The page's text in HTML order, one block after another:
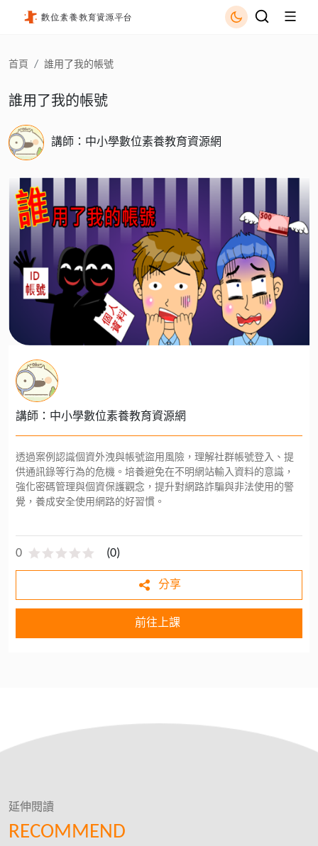
首頁 誰用了我的帳號
誰用了我的帳號
講師：中小學數位素養教育資源網
講師：中小學數位素養教育資源網
透過案例認識個資外洩與帳號盜用風險，理解社群帳號登入、提
供通訊錄等行為的危機。培養避免在不明網站輸入資料的意識，
強化密碼管理與個資保護觀念，提升對網路詐騙與非法使用的警
覺，養成安全使用網路的好習慣。
0 (0)
分享
前往上課
RECOMMEND
延伸閱讀